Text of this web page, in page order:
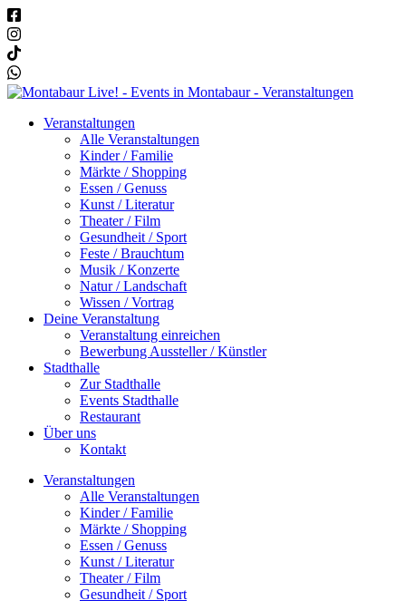
Veranstaltungen
Alle Veranstaltungen
Kinder / Familie
Märkte / Shopping
Essen / Genuss
Kunst / Literatur
Theater / Film
Gesundheit / Sport
Feste / Brauchtum
Musik / Konzerte
Natur / Landschaft
Wissen / Vortrag
Deine Veranstaltung
Veranstaltung einreichen
Bewerbung Aussteller / Künstler
Stadthalle
Zur Stadthalle
Events Stadthalle
Restaurant
Über uns
Kontakt
Veranstaltungen
Alle Veranstaltungen
Kinder / Familie
Märkte / Shopping
Essen / Genuss
Kunst / Literatur
Theater / Film
Gesundheit / Sport